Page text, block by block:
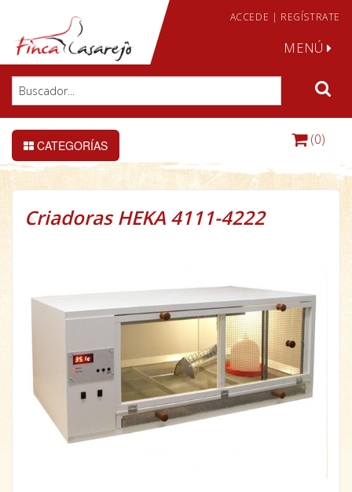
ACCEDE | REGÍSTRATE
MENÚ
CATEGORÍAS (0)
Criadoras HEKA 4111-4222